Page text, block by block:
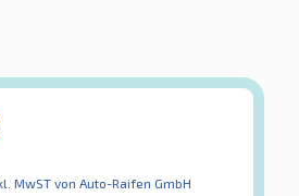
MwST von Auto-Raifen GmbH